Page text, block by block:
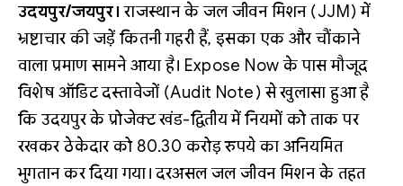
उदयपुर/जयपुर। राजस्थान के जल जीवन मिशन (JJM) में
भ्रष्टाचार की जड़ें कितनी गहरी हैं, इसका एक और चौंकाने
वाला प्रमाण सामने आया है। Expose Now के पास मौजूद
विशेष ऑडिट दस्तावेजों (Audit Note) से खुलासा हुआ है
कि उदयपुर के प्रोजेक्ट खंड-द्वितीय में नियमों को ताक पर
रखकर ठेकेदार को 80.30 करोड़ रुपये का अनियमित
भुगतान कर दिया गया। दरअसल जल जीवन मिशन के तहत